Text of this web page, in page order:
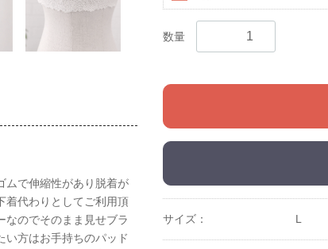
ムで伸縮性があり脱着が
着代わりとしてご利用頂
なのでそのまま見せブラ
い方はお手持ちのパッド
数量
サイズ： L